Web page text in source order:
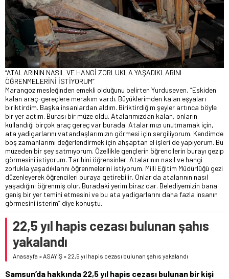
“ATALARININ NASIL VE HANGİ ZORLUKLA YAŞADIKLARINI
ÖĞRENMELERİNİ İSTİYORUM”
Marangoz mesleğinden emekli olduğunu belirten Yurduseven, “Eskiden
kalan araç-gereçlere merakım vardı. Büyüklerimden kalan eşyaları
biriktirdim. Başka insanlardan aldım. Biriktirdiğim şeyler artınca böyle
bir yer açtım. Burası bir müze oldu. Atalarımızdan kalan, onların
kullandığı birçok araç gereç var burada. Atalarımızı unutmamak için,
ata yadigarlarını vatandaşlarımızın görmesi için sergiliyorum. Kendimde
boş zamanlarımı değerlendirmek için ahşaptan el işleri de yapıyorum. Bu
müzeden bir şey satmıyorum. Özellikle gençlerin öğrencilerin burayı gezip
görmesini istiyorum. Tarihini öğrensinler. Atalarının nasıl ve hangi
zorlukla yaşadıklarını öğrenmelerini istiyorum. Milli Eğitim Müdürlüğü gezi
düzenleyerek öğrencileri buraya getirebilir. Onlar da atalarının nasıl
yaşadığını öğrenmiş olur. Buradaki yerim biraz dar. Belediyemizin bana
geniş bir yer temini etmesini ve bu ata yadigarlarını daha fazla insanın
görmesini isterim” diye konuştu.
22,5 yıl hapis cezası bulunan şahıs
yakalandı
Anasayfa »ASAYİŞ » 22,5 yıl hapis cezası bulunan şahıs yakalandı
Samsun’da hakkında 22,5 yıl hapis cezası bulunan bir kişi